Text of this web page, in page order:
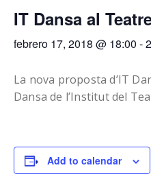
IT Dansa al
febrero 17, 2018 @ 18:00 -
La nova proposta d’IT
Dansa de l’Institut del
Add to calendar